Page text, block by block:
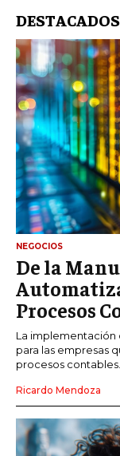
DESTACADOS
NEGOCIOS
De la
Procesos
La implementación
para las empresas
procesos
Ricardo Mendoza